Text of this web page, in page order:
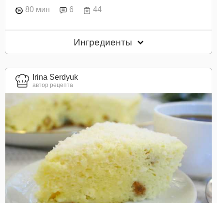
80 мин 6 44
Ингредиенты
Irina Serdyuk
автор рецепта